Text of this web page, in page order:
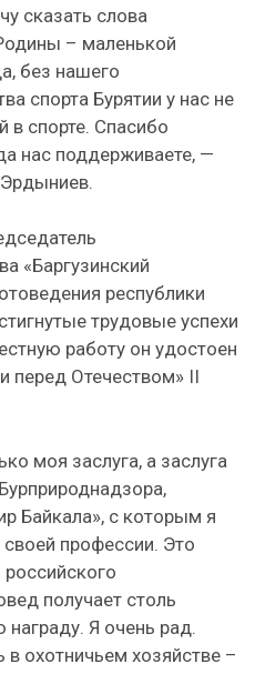
сказать слова
– маленькой
без нашего
спорта Бурятии у нас не
в спорте. Спасибо
нас поддерживаете, —
«Баргузинский
республики
трудовые успехи
работу он удостоен
перед Отечеством» II
моя заслуга, а заслуга
Байкала», с которым я
профессии. Это
получает столь
Я очень рад.
охотничьем хозяйстве –